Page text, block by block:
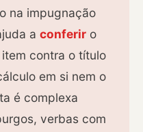
na impugnação
a conferir o
contra o título
em si nem o
é complexa
verbas com